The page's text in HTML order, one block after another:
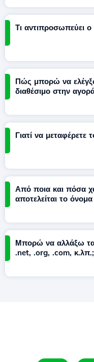
Τι αντιπροσωπεύει
Πώς μπορώ να
διαθέσιμο στην
Γιατί να
Από ποια και πόσα
αποτελείται το
Μπορώ να αλλάξω
.net, .org, .com, κ.λπ.;